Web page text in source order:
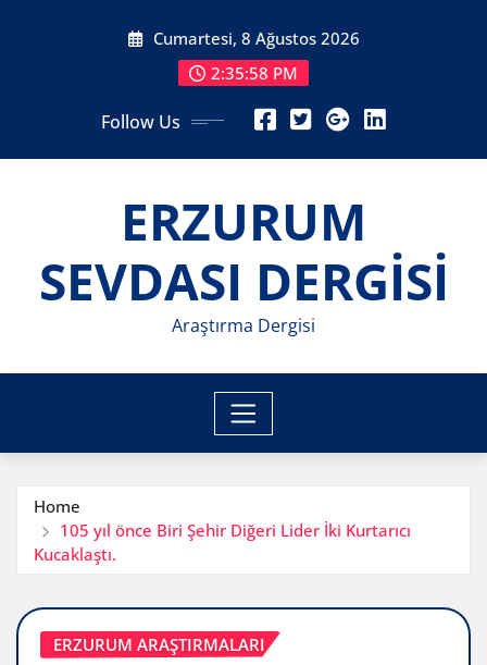
Cumartesi, 8 Ağustos 2026
2:36:00 PM
Follow Us
ERZURUM
SEVDASI DERGİSİ
Araştırma Dergisi
Home
105 yıl önce Biri Şehir Diğeri Lider İki Kurtarıcı
Kucaklaştı.
ERZURUM ARAŞTIRMALARI